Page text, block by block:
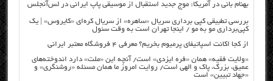
بهنام بانی در آمریکا: موج جدید استقبال از موسیقی پاپ ایرانی در لس‌آنجلس
بررسی تطبیقی کپی برداری سریال «ساهره» از سریال کره‌ای «کایروس» | یک
کپی‌برداری مو به مو / اینجا تهران است به وقت سئول
از کجا اکانت اسپاتیفای پرمیوم بخریم؟ معرفی ۴ فروشگاه معتبر ایرانی
«ولایت فقیه» همان «فره ایزدی» است/ آنچه این «ملت» دارد اندوخته‌های
عمیق، بزرگ، پاک و الهی است/ روایت امروز ما همان مسئله «روشنگری» و
«جهاد تبیین» است